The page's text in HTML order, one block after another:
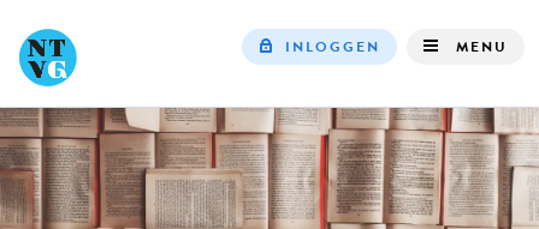
navigation
INLOGGEN MENU